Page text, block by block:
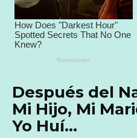
Después del
Mi Hijo, Mi
Yo Huí…